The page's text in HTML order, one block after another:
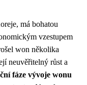
má bohatou
vzestupem
won několika
neuvěřitelný růst a
fáze vývoje wonu